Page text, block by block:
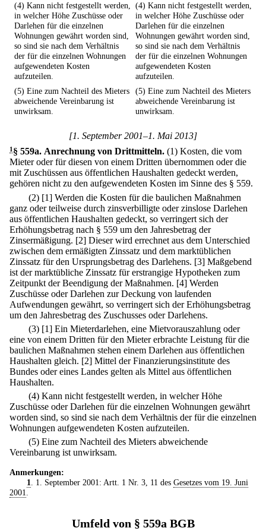
(4) Kann nicht festgestellt werden,
in welcher Höhe Zuschüsse oder
Darlehen für die einzelnen
Wohnungen gewährt worden sind,
so sind sie nach dem Verhältnis
der für die einzelnen Wohnungen
aufgewendeten Kosten
aufzuteilen.
(4) Kann nicht festgestellt werden,
in welcher Höhe Zuschüsse oder
Darlehen für die einzelnen
Wohnungen gewährt worden sind,
so sind sie nach dem Verhältnis
der für die einzelnen Wohnungen
aufgewendeten Kosten
aufzuteilen.
(5) Eine zum Nachteil des Mieters
abweichende Vereinbarung ist
unwirksam.
(5) Eine zum Nachteil des Mieters
abweichende Vereinbarung ist
unwirksam.
[1. September 2001–1. Mai 2013]
1§ 559a. Anrechnung von Drittmitteln. (1) Kosten, die vom
Mieter oder für diesen von einem Dritten übernommen oder die
mit Zuschüssen aus öffentlichen Haushalten gedeckt werden,
gehören nicht zu den aufgewendeten Kosten im Sinne des § 559.
(2) [1] Werden die Kosten für die baulichen Maßnahmen
ganz oder teilweise durch zinsverbilligte oder zinslose Darlehen
aus öffentlichen Haushalten gedeckt, so verringert sich der
Erhöhungsbetrag nach § 559 um den Jahresbetrag der
Zinsermäßigung. [2] Dieser wird errechnet aus dem Unterschied
zwischen dem ermäßigten Zinssatz und dem marktüblichen
Zinssatz für den Ursprungsbetrag des Darlehens. [3] Maßgebend
ist der marktübliche Zinssatz für erstrangige Hypotheken zum
Zeitpunkt der Beendigung der Maßnahmen. [4] Werden
Zuschüsse oder Darlehen zur Deckung von laufenden
Aufwendungen gewährt, so verringert sich der Erhöhungsbetrag
um den Jahresbetrag des Zuschusses oder Darlehens.
(3) [1] Ein Mieterdarlehen, eine Mietvorauszahlung oder
eine von einem Dritten für den Mieter erbrachte Leistung für die
baulichen Maßnahmen stehen einem Darlehen aus öffentlichen
Haushalten gleich. [2] Mittel der Finanzierungsinstitute des
Bundes oder eines Landes gelten als Mittel aus öffentlichen
Haushalten.
(4) Kann nicht festgestellt werden, in welcher Höhe
Zuschüsse oder Darlehen für die einzelnen Wohnungen gewährt
worden sind, so sind sie nach dem Verhältnis der für die einzelnen
Wohnungen aufgewendeten Kosten aufzuteilen.
(5) Eine zum Nachteil des Mieters abweichende
Vereinbarung ist unwirksam.
Anmerkungen:
1. 1. September 2001: Artt. 1 Nr. 3, 11 des Gesetzes vom 19. Juni
2001.
Umfeld von § 559a BGB